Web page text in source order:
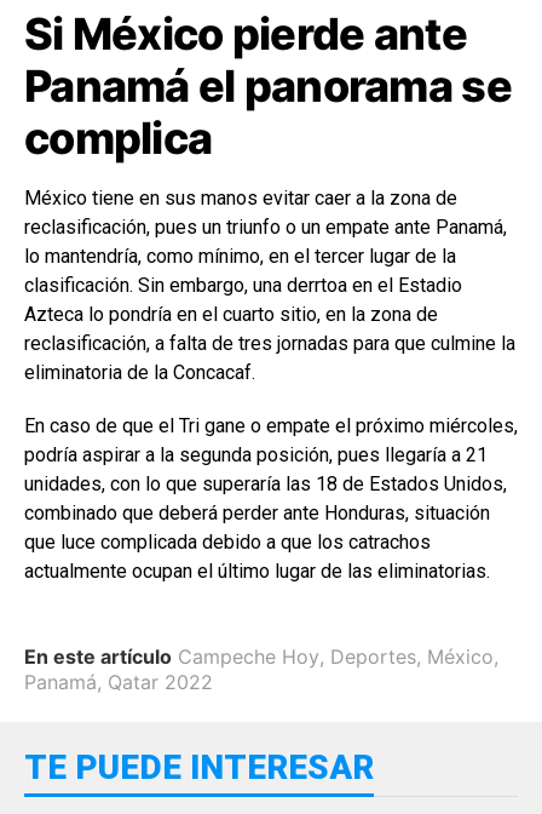
Si México pierde ante
Panamá el panorama se
complica
México tiene en sus manos evitar caer a la zona de
reclasificación, pues un triunfo o un empate ante Panamá,
lo mantendría, como mínimo, en el tercer lugar de la
clasificación. Sin embargo, una derrtoa en el Estadio
Azteca lo pondría en el cuarto sitio, en la zona de
reclasificación, a falta de tres jornadas para que culmine la
eliminatoria de la Concacaf.
En caso de que el Tri gane o empate el próximo miércoles,
podría aspirar a la segunda posición, pues llegaría a 21
unidades, con lo que superaría las 18 de Estados Unidos,
combinado que deberá perder ante Honduras, situación
que luce complicada debido a que los catrachos
actualmente ocupan el último lugar de las eliminatorias.
En este artículo Campeche Hoy, Deportes, México,
Panamá, Qatar 2022
TE PUEDE INTERESAR